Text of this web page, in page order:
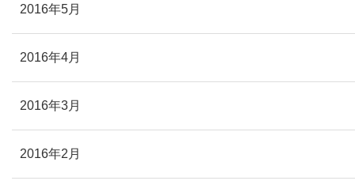
2016年5月
2016年4月
2016年3月
2016年2月